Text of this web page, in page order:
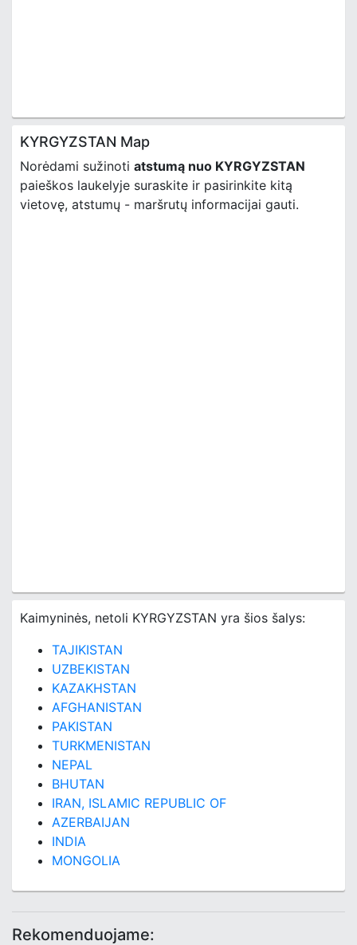
KYRGYZSTAN Map
Norėdami sužinoti atstumą nuo KYRGYZSTAN
paieškos laukelyje suraskite ir pasirinkite kitą
vietovę, atstumų - maršrutų informacijai gauti.
Kaimyninės, netoli KYRGYZSTAN yra šios šalys:
TAJIKISTAN
UZBEKISTAN
KAZAKHSTAN
AFGHANISTAN
PAKISTAN
TURKMENISTAN
NEPAL
BHUTAN
IRAN, ISLAMIC REPUBLIC OF
AZERBAIJAN
INDIA
MONGOLIA
Rekomenduojame: